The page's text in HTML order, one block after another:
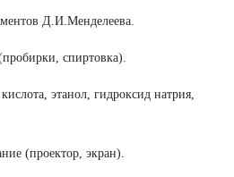
Д.И.Менделеева.
спиртовка).
этанол, гидроксид натрия,
(проектор, экран).